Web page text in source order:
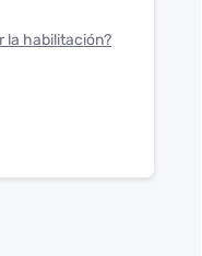
la habilitación?